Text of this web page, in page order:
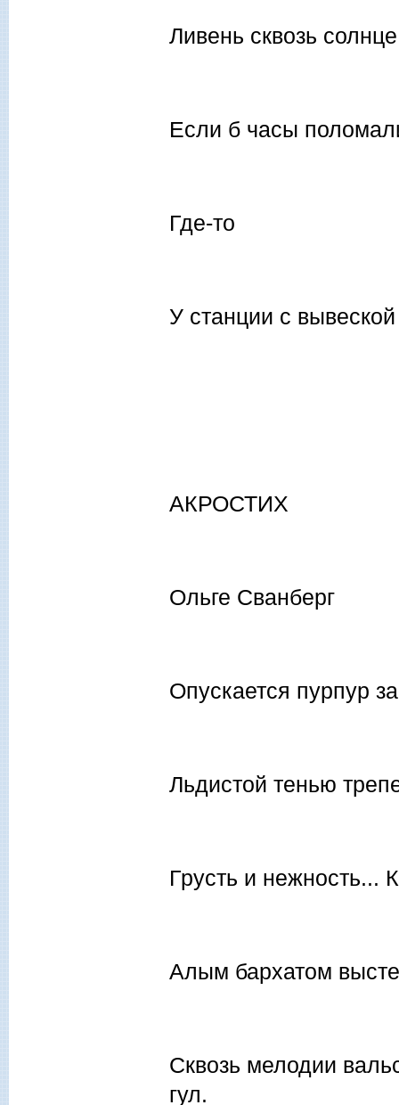
Ливень сквозь
Если б часы
Где-то
У станции с
АКРОСТИХ
Ольге Сванберг
Опускается пурпур
Льдистой тенью
Грусть и нежность...
Алым бархатом
Сквозь мелодии
гул.